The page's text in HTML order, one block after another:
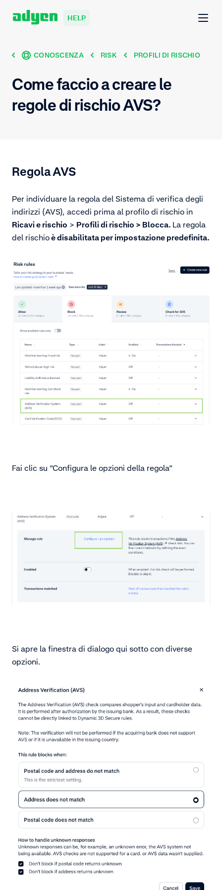
HELP
CONOSCENZA RISK PROFILI DI RISCHIO
Come faccio a creare le
regole di rischio AVS?
Regola AVS
Per individuare la regola del Sistema di verifica degli
indirizzi (AVS), accedi prima al profilo di rischio in
Ricavi e rischio > Profili di rischio > Blocca. La regola
del rischioè disabilitata per impostazione predefinita.
Fai clic su “Configura le opzioni della regola”
Si apre la finestra di dialogo qui sotto con diverse
opzioni.